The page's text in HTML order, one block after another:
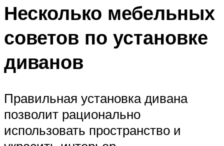
Несколько мебельных
советов по установке
диванов
Правильная установка дивана
позволит рационально
использовать пространство и